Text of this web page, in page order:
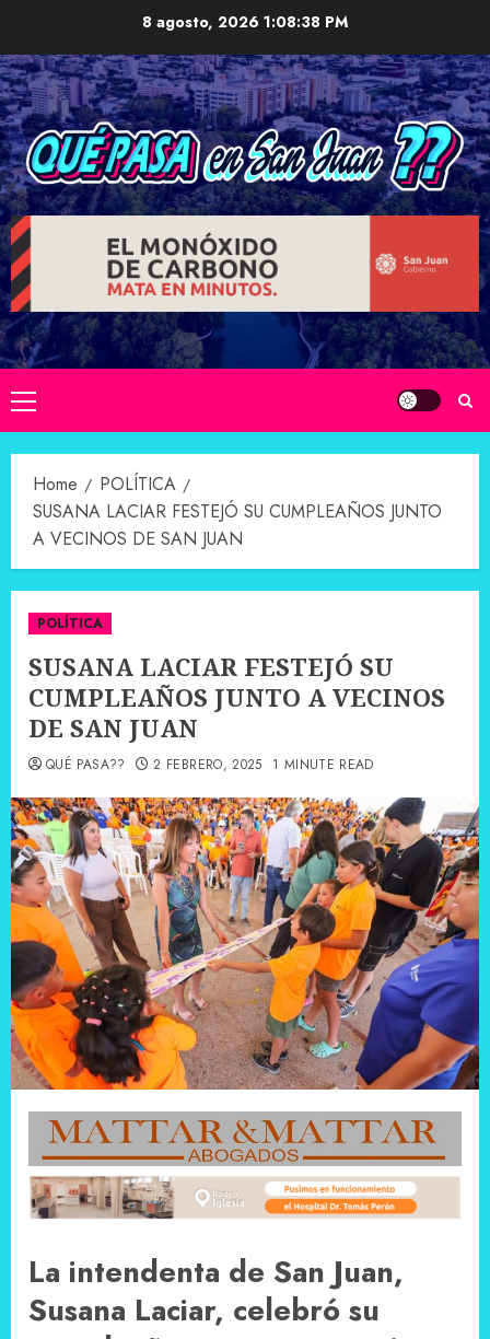
content
8 agosto, 2026 1:08:39 PM
Primary
Menu
Home
POLÍTICA
SUSANA LACIAR FESTEJÓ SU CUMPLEAÑOS JUNTO
A VECINOS DE SAN JUAN
POLÍTICA
SUSANA LACIAR FESTEJÓ SU
CUMPLEAÑOS JUNTO A VECINOS
DE SAN JUAN
QUÉ PASA?? 2 FEBRERO, 2025 1 MINUTE READ
La intendenta de San Juan,
Susana Laciar, celebró su